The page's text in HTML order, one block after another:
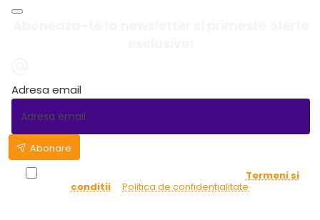
Adresa email
Abonare
Am peste 18 ani, am citit şi sunt de acord cuTermeni si
conditii
Politica de confidențialitate